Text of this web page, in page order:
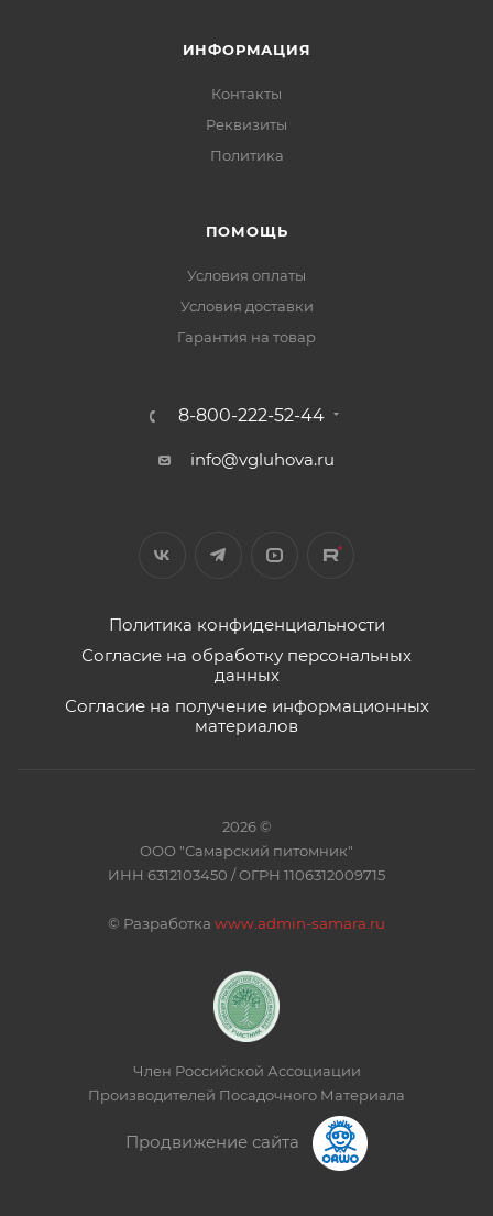
ИНФОРМАЦИЯ
Контакты
Реквизиты
Политика
ПОМОЩЬ
Условия оплаты
Условия доставки
Гарантия на товар
8-800-222-52-44
info@vgluhova.ru
Политика конфиденциальности
Согласие на обработку персональных
данных
Согласие на получение информационных
материалов
2026 ©
ООО "Самарский питомник"
ИНН 6312103450 / ОГРН 1106312009715
© Разработка www.admin-samara.ru
Член Российской Ассоциации
Производителей Посадочного Материала
Продвижение сайта